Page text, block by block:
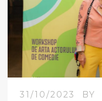
31/10/2023 BY